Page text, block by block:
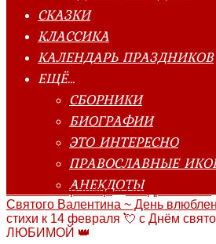
СКАЗКИ
КЛАССИКА
КАЛЕНДАРЬ ПРАЗДНИКОВ
ЕЩЁ…
СБОРНИКИ
БИОГРАФИИ
ЭТО ИНТЕРЕСНО
ПРАВОСЛАВНЫЕ
АНЕКДОТЫ
Главная страница»Поздравления
Святого Валентина ~ День
стихи к 14 февраля 💘 с Днём
ЛЮБИМОЙ 👑